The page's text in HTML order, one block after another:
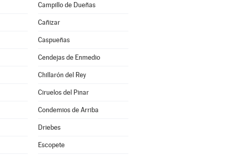
Campillo de Dueñas
Cañizar
Caspueñas
Cendejas de Enmedio
Chillarón del Rey
Ciruelos del Pinar
Condemios de Arriba
Driebes
Escopete